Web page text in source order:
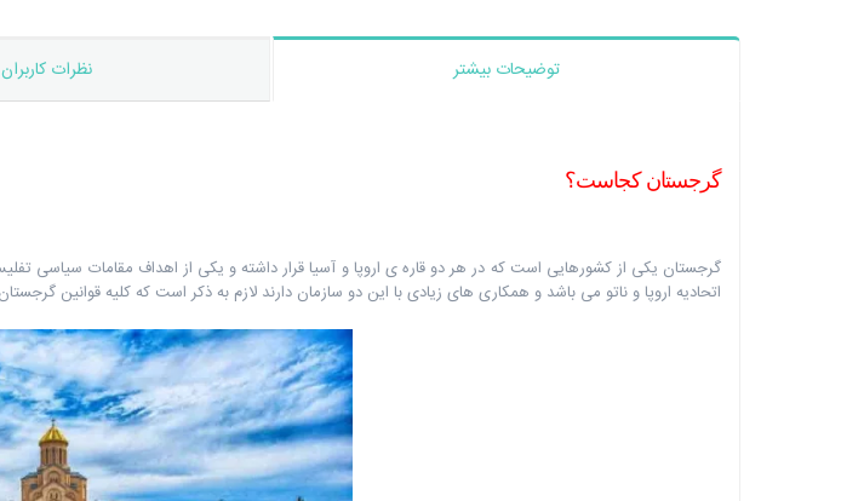
توضیحات بیشتر نظرات کاربران
گرجستان کجاست؟